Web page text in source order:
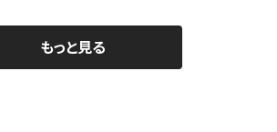
もっと見る